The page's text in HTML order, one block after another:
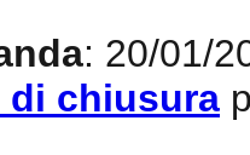
: 20/01/
di chiusura